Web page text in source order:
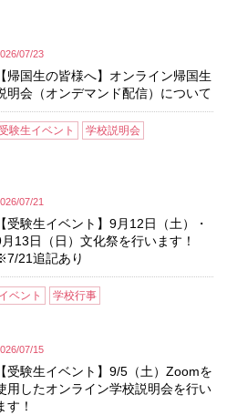
07/23
【帰国生の皆様へ】オンライン帰国生
明会（オンデマンド配信）について
験生イベント 学校説明会
07/21
【受験生イベント】9月12日（土）・
13日（日）文化祭を行います！
21追記あり
イベント 学校行事
07/15
【受験生イベント】9/5（土）Zoomを
用したオンライン学校説明会を行い
す！